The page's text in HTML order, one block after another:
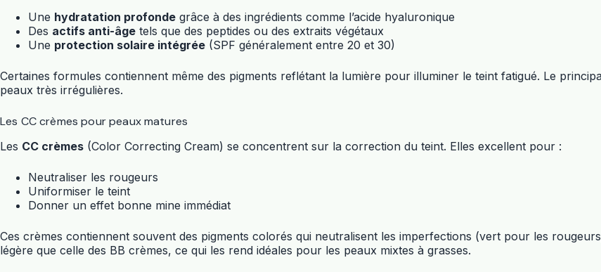
Une hydratation profonde grâce à des ingrédients comme l’acide hyaluronique
Des actifs anti-âge tels que des peptides ou des extraits végétaux
Une protection solaire intégrée (SPF généralement entre 20 et 30)
Certaines formules contiennent même des pigments reflétant la lumière pour illuminer le teint fatigué. Le
peaux très irrégulières.
Les CC crèmes pour peaux matures
Les CC crèmes (Color Correcting Cream) se concentrent sur la correction du teint. Elles excellent pour :
Neutraliser les rougeurs
Uniformiser le teint
Donner un effet bonne mine immédiat
Ces crèmes contiennent souvent des pigments colorés qui neutralisent les imperfections (vert pour les
légère que celle des BB crèmes, ce qui les rend idéales pour les peaux mixtes à grasses.